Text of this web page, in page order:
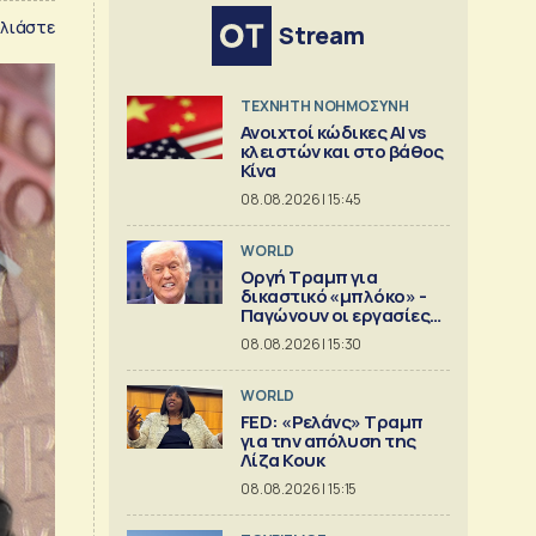
Stream
TΕΧΝΗΤΗ ΝΟΗΜΟΣΥΝΗ
Ανοιχτοί κώδικες AI vs
κλειστών και στο βάθος
Κίνα
08.08.2026 | 15:45
WORLD
Οργή Τραμπ για
δικαστικό «μπλόκο» -
Παγώνουν οι εργασίες
στη νέα αίθουσα
δεξιώσεων
08.08.2026 | 15:30
WORLD
FED: «Ρελάνς» Τραμπ
για την απόλυση της
Λίζα Κουκ
08.08.2026 | 15:15